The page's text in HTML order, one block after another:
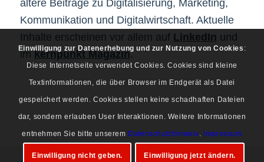
ältere Beiträge zu Digitalisierung, Marketing,
Kommunikation und Digitalwirtschaft. Aktuelle
Inhalte erscheinen vor allem auf LinkedIn und
imkernpunkt Magazin.
Einwilligung zur Datenerhebung und zur Nutzung von Cookies :
Diese Internetseite verwendet Cookies. Cookies sind kleine
Textinformationen, die über Browser im Endgerät als Datei
gespeichert werden. Cookies stellen keine schadhaften Dateien
dar, sondern erlauben User Interaktionen. Weitere Informationen
entnehmen Sie bitte unserem Datenschutzhinweis. Impressum
Einwilligung nicht geben. Einwilligung jetzt ändern.